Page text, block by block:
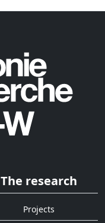
The research
Projects